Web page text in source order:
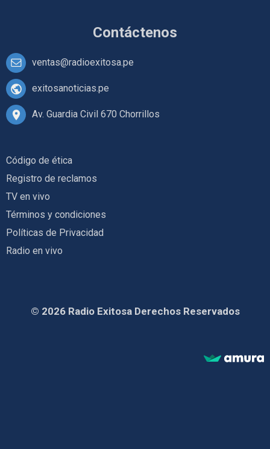
Contáctenos
ventas@radioexitosa.pe
exitosanoticias.pe
Av. Guardia Civil 670 Chorrillos
Código de ética
Registro de reclamos
TV en vivo
Términos y condiciones
Políticas de Privacidad
Radio en vivo
© 2026 Radio Exitosa Derechos Reservados